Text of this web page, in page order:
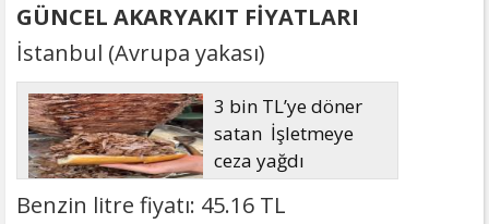
GÜNCEL AKARYAKIT FİYATLARI
İstanbul (Avrupa yakası)
3 bin TL’ye döner
satan İşletmeye
ceza yağdı
Benzin litre fiyatı: 45.16 TL